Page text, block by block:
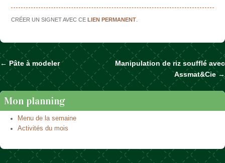
CRÉER UN SIGNET AVEC CELIEN PERMANENT
Naviguer dans les articles
←Pâte à modeler
Manipulation de riz soufflé avec
Assmat&Cie→
Mon planning
Menu de la semaine
Activités du mois